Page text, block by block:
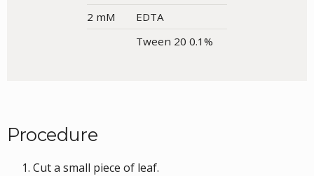
2 mM
EDTA
Tween 20 0.1%
Procedure
Cut a small piece of leaf.